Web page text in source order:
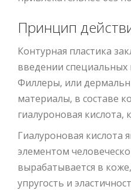
Принцип
Контурная пластика
введении
Филлеры, или
материалы, в составе
гиалуроновая кислота,
Гиалуроновая кислота
элементом
вырабатывается в
упругость и